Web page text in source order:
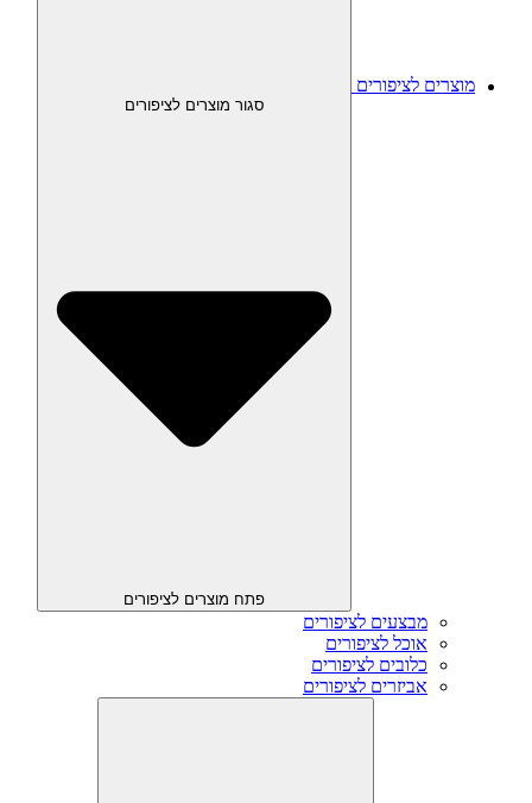
מוצרים לציפורים
סגור מוצרים לציפורים
פתח מוצרים לציפורים
מבצעים לציפורים
אוכל לציפורים
כלובים לציפורים
אביזרים לציפורים